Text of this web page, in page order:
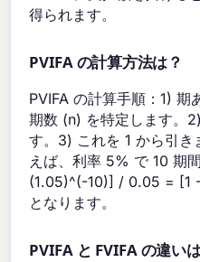
得られます。
PVIFA の計算方法は？
PVIFA の計算手順：1) 期
期数 (n) を特定します。
す。3) これを 1 から引
えば、利率 5% で 10 期
(1.05)^(-10)] / 0.05 = [1
となります。
PVIFA と FVIFA の違い